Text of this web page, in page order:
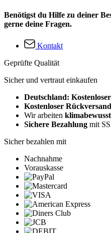
Benötigst du Hilfe zu deiner
gerne deine Fragen.
Kontakt
Geprüfte Qualität
Sicher und vertraut einkaufen
Deutschland:
Kostenloser Rückversand
Wir arbeiten klimabewusst
Sichere Bezahlung mit
Sicher bezahlen mit
Nachnahme
Vorauskasse